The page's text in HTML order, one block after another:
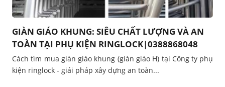
GIÀN GIÁO KHUNG: SIÊU CHẤT LƯỢNG VÀ AN
TOÀN TẠI PHỤ KIỆN RINGLOCK|0388868048
Cách tìm mua giàn giáo khung (giàn giáo H) tại Công ty phụ
kiện ringlock - giải pháp xây dựng an toàn...